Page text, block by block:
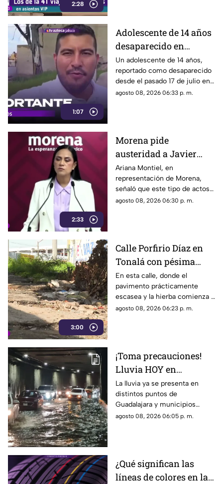
2:28
elevado gasto que han
generado.
1:07
Adolescente de 14 años
desaparecido en
Tlaquepaque es
trasladado a Jalisco
tras ser localizado en
Michoacán
Un adolescente de 14 años,
reportado como desaparecido
desde el pasado 17 de julio en
Tlaquepaque, fue localizado
agosto 08, 2026 06:33 p. m.
2:33
Morena pide
austeridad a Javier
May, pero el ejemplo
parece faltar en casa
Ariana Montiel, en
representación de Morena,
señaló que este tipo de actos y
el gasto de recursos
austeridad establecidos por el
partido.
agosto 08, 2026 06:30 p. m.
3:00
Calle Porfirio Díaz en
Tonalá con pésima
vialidad y basura por
todas partes
En esta calle, donde el
pavimento prácticamente
escasea y la hierba comienza a
ganar terreno, los vecinos
resultados.
agosto 08, 2026 06:23 p. m.
¡Toma precauciones!
Lluvia HOY en
Guadalajara deja
fuertes vientos y
amenaza de granizo
La lluvia ya se presenta en
distintos puntos de
Guadalajara y municipios
cercanos, con fuertes vientos,
agosto 08, 2026 06:05 p. m.
¿Qué significan las
líneas de colores en las